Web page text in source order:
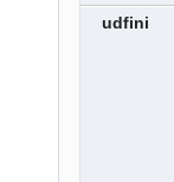
udfini